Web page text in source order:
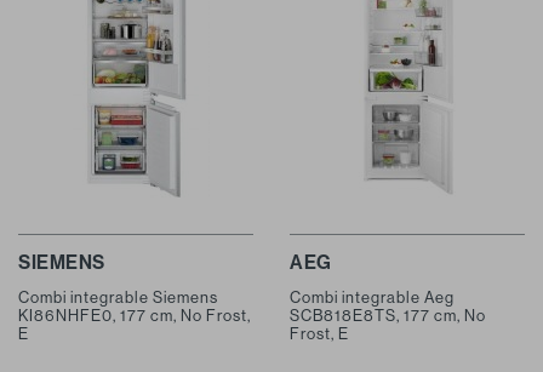
SIEMENS
Combi integrable Siemens
KI86NHFE0, 177 cm, No Frost,
E
AEG
Combi integrable Aeg
SCB818E8TS, 177 cm, No
Frost, E